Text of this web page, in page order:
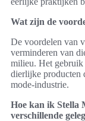
Wat zijn de
De voordelen van
verminderen van
milieu. Het gebruik
dierlijke producten
mode-industrie.
Hoe kan ik Stella
verschillende